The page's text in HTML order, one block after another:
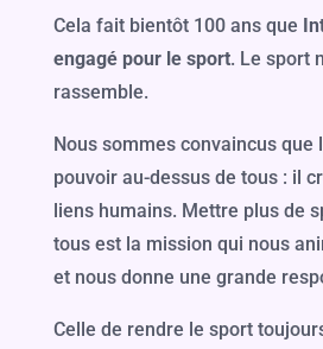
Cela fait bientôt 100 ans que
engagé pour le sport. Le sport
rassemble.
Nous sommes convaincus que
pouvoir au-dessus de tous : il
liens humains. Mettre plus de
tous est la mission qui nous
et nous donne une grande
Celle de rendre le sport